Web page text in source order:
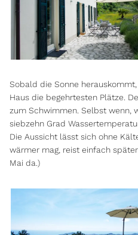
Sobald die Sonne
Haus die begehrtesten Plätze.
zum Schwimmen. Selbst wenn,
siebzehn Grad
Die Aussicht lässt sich ohne
wärmer mag, reist einfach
Mai da.)